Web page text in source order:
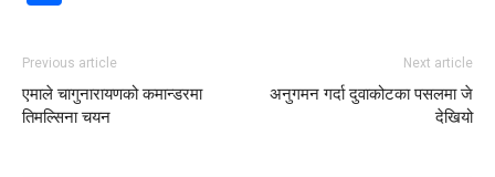
Previous article
एमाले चागुनारायणको कमान्डरमा
तिमल्सिना चयन
Next article
अनुगमन गर्दा दुवाकोटका पसलमा जे
देखियो